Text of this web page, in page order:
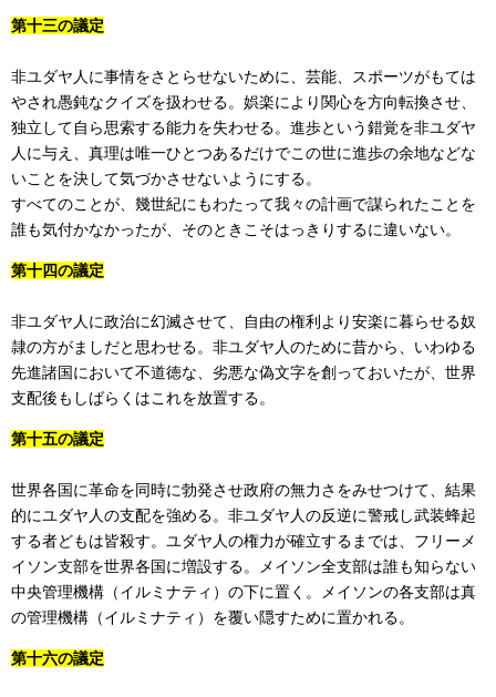
第十三の議定
非ユダヤ人に事情をさとらせないために、芸能、スポーツがもては
やされ愚鈍なクイズを扱わせる。娯楽により関心を方向転換させ、
独立して自ら思索する能力を失わせる。進歩という錯覚を非ユダヤ
人に与え、真理は唯一ひとつあるだけでこの世に進歩の余地などな
いことを決して気づかさせないようにする。
すべてのことが、幾世紀にもわたって我々の計画で謀られたことを
誰も気付かなかったが、そのときこそはっきりするに違いない。
第十四の議定
非ユダヤ人に政治に幻滅させて、自由の権利より安楽に暮らせる奴
隷の方がましだと思わせる。非ユダヤ人のために昔から、いわゆる
先進諸国において不道徳な、劣悪な偽文字を創っておいたが、世界
支配後もしばらくはこれを放置する。
第十五の議定
世界各国に革命を同時に勃発させ政府の無力さをみせつけて、結果
的にユダヤ人の支配を強める。非ユダヤ人の反逆に警戒し武装蜂起
する者どもは皆殺す。ユダヤ人の権力が確立するまでは、フリーメ
イソン支部を世界各国に増設する。メイソン全支部は誰も知らない
中央管理機構（イルミナティ）の下に置く。メイソンの各支部は真
の管理機構（イルミナティ）を覆い隠すために置かれる。
第十六の議定